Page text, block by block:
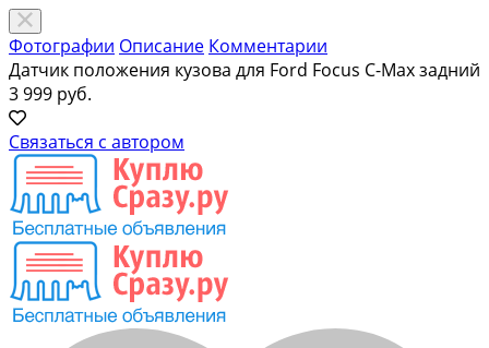
Фотографии Описание Комментарии
Датчик положения кузова для Ford Focus C-Max задний
3 999 руб.
Связаться с автором